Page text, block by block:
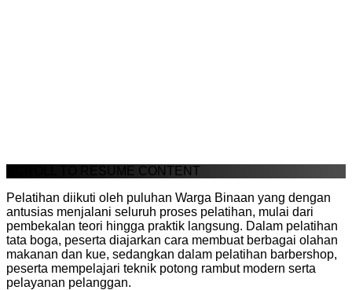
SCROLL TO RESUME CONTENT
Pelatihan diikuti oleh puluhan Warga Binaan yang dengan
antusias menjalani seluruh proses pelatihan, mulai dari
pembekalan teori hingga praktik langsung. Dalam pelatihan
tata boga, peserta diajarkan cara membuat berbagai olahan
makanan dan kue, sedangkan dalam pelatihan barbershop,
peserta mempelajari teknik potong rambut modern serta
pelayanan pelanggan.